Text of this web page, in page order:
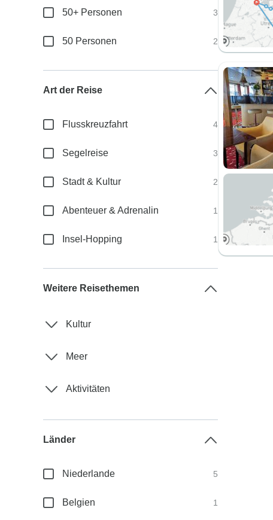
50+ Personen 3
50 Personen 2
Art der Reise
Flusskreuzfahrt 4
Segelreise 3
Stadt & Kultur 2
Abenteuer & Adrenalin 1
Insel-Hopping 1
Weitere Reisethemen
Kultur
Meer
Aktivitäten
Länder
Niederlande 5
Belgien 1